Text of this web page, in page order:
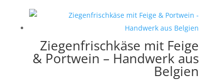
Ziegenfrischkäse mit Feige
& Portwein – Handwerk aus
Belgien